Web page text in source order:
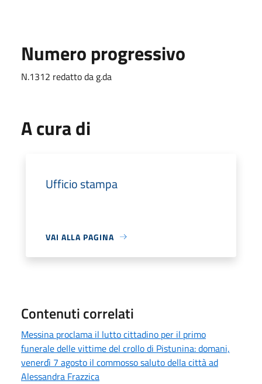
Numero progressivo
N.1312 redatto da g.da
A cura di
Ufficio stampa
VAI ALLA PAGINA
Contenuti correlati
Messina proclama il lutto cittadino per il primo
funerale delle vittime del crollo di Pistunina: domani,
venerdì 7 agosto il commosso saluto della città ad
Alessandra Frazzica